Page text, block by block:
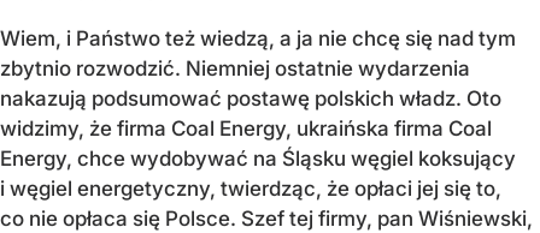
Wiem, i Państwo też wiedzą, a ja nie chcę się nad tym
zbytnio rozwodzić. Niemniej ostatnie wydarzenia
nakazują podsumować postawę polskich władz. Oto
widzimy, że firma Coal Energy, ukraińska firma Coal
Energy, chce wydobywać na Śląsku węgiel koksujący
i węgiel energetyczny, twierdząc, że opłaci jej się to,
co nie opłaca się Polsce. Szef tej firmy, pan Wiśniewski,